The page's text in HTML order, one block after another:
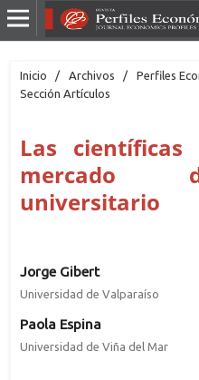
Inicio / Archivos / Perfiles
Sección Artículos
Las
mercado
universitario
Jorge Gibert
Universidad de Valparaíso
Paola Espina
Universidad de Viña del Mar